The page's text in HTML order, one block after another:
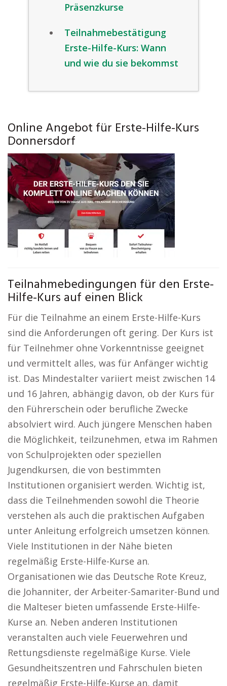
Präsenzkurse
Teilnahmebestätigung
Erste-Hilfe-Kurs: Wann
und wie du sie bekommst
Online Angebot für Erste-Hilfe-Kurs
Donnersdorf
Teilnahmebedingungen für den Erste-
Hilfe-Kurs auf einen Blick
Für die Teilnahme an einem Erste-Hilfe-Kurs
sind die Anforderungen oft gering. Der Kurs ist
für Teilnehmer ohne Vorkenntnisse geeignet
und vermittelt alles, was für Anfänger wichtig
ist. Das Mindestalter variiert meist zwischen 14
und 16 Jahren, abhängig davon, ob der Kurs für
den Führerschein oder berufliche Zwecke
absolviert wird. Auch jüngere Menschen haben
die Möglichkeit, teilzunehmen, etwa im Rahmen
von Schulprojekten oder speziellen
Jugendkursen, die von bestimmten
Institutionen organisiert werden. Wichtig ist,
dass die Teilnehmenden sowohl die Theorie
verstehen als auch die praktischen Aufgaben
unter Anleitung erfolgreich umsetzen können.
Viele Institutionen in der Nähe bieten
regelmäßig Erste-Hilfe-Kurse an.
Organisationen wie das Deutsche Rote Kreuz,
die Johanniter, der Arbeiter-Samariter-Bund und
die Malteser bieten umfassende Erste-Hilfe-
Kurse an. Neben anderen Institutionen
veranstalten auch viele Feuerwehren und
Rettungsdienste regelmäßige Kurse. Viele
Gesundheitszentren und Fahrschulen bieten
regelmäßig Erste-Hilfe-Kurse an, damit